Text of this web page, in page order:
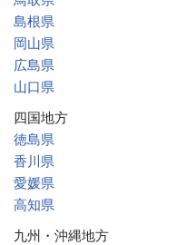
島根県
岡山県
広島県
山口県
四国地方
徳島県
香川県
愛媛県
高知県
九州・沖縄地方